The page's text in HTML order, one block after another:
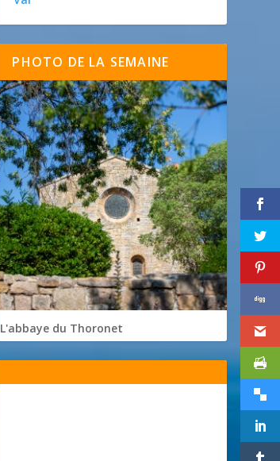
PHOTO DE LA SEMAINE
L'abbaye du Thoronet